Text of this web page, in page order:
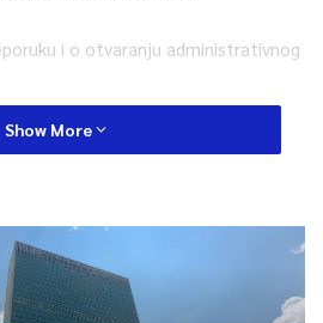
i o otvaranju administrativnog
na osobni zahtjev građana Srbije i
navodi se na službenim
Show More